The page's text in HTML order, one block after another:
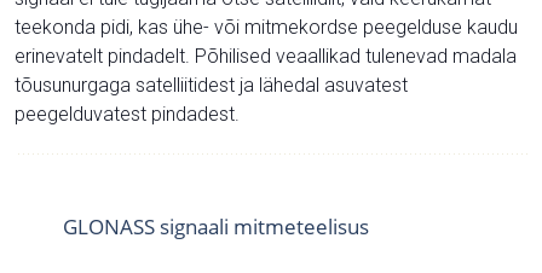
teekonda pidi, kas ühe- või mitmekordse peegelduse kaudu
erinevatelt pindadelt. Põhilised veaallikad tulenevad madala
tõusunurgaga satelliitidest ja lähedal asuvatest
peegelduvatest pindadest.
GLONASS signaali mitmeteelisus